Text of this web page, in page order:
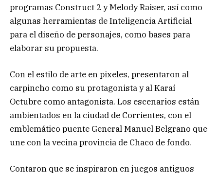
programas Construct 2 y Melody Raiser, así como
algunas herramientas de Inteligencia Artificial
para el diseño de personajes, como bases para
elaborar su propuesta.
Con el estilo de arte en pixeles, presentaron al
carpincho como su protagonista y al Karaí
Octubre como antagonista. Los escenarios están
ambientados en la ciudad de Corrientes, con el
emblemático puente General Manuel Belgrano que
une con la vecina provincia de Chaco de fondo.
Contaron que se inspiraron en juegos antiguos